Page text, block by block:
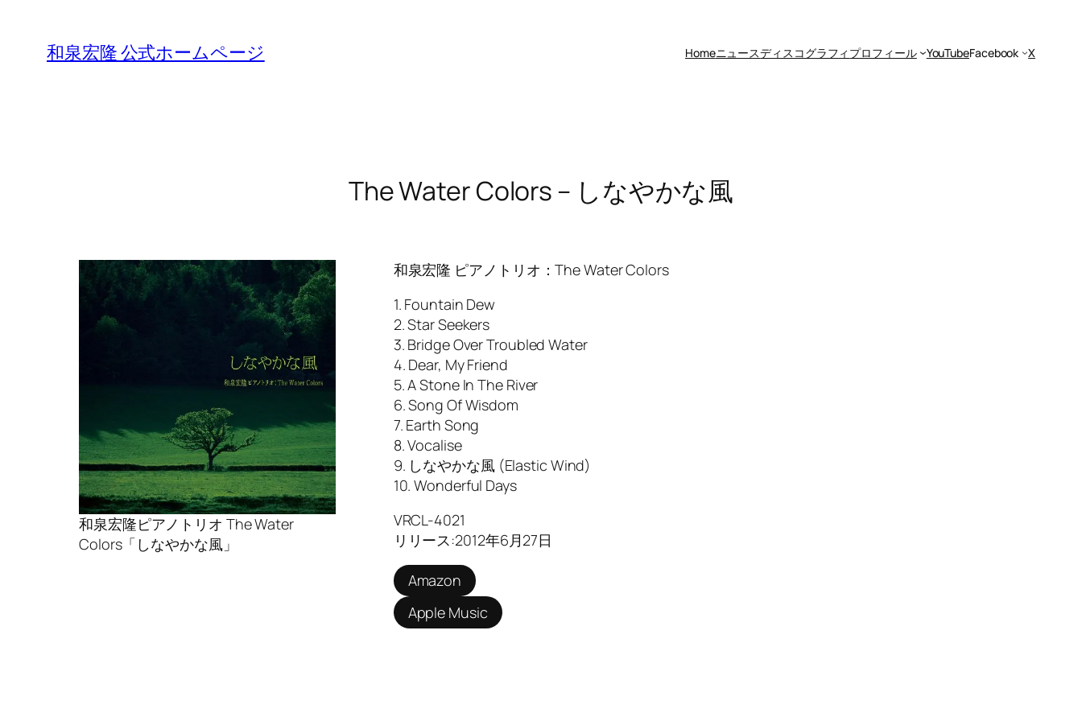
content
和泉宏隆 公式ホームページ Homeニュースディスコグラフィ プロフィール YouTubeFacebook X
The Water Colors – しなやかな風
和泉宏隆ピアノトリオ The Water
Colors「しなやかな風」
和泉宏隆 ピアノトリオ：The Water Colors
1. Fountain Dew
2. Star Seekers
3. Bridge Over Troubled Water
4. Dear, My Friend
5. A Stone In The River
6. Song Of Wisdom
7. Earth Song
8. Vocalise
9. しなやかな風 (Elastic Wind)
10. Wonderful Days
VRCL-4021
リリース:2012年6月27日
Amazon
Apple Music